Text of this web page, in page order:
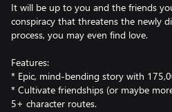
It will be up to you and the friends
conspiracy that threatens the newly
process, you may even find love.
Features:
* Epic, mind-bending story with
* Cultivate friendships (or maybe
5+ character routes.